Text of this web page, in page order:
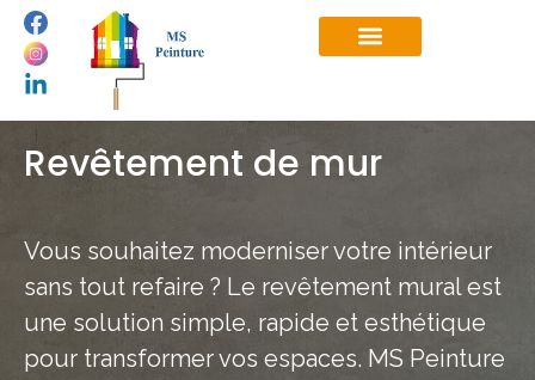
Revêtement de mur
Vous souhaitez moderniser votre intérieur
sans tout refaire ? Le revêtement mural est
une solution simple, rapide et esthétique
pour transformer vos espaces. MS Peinture